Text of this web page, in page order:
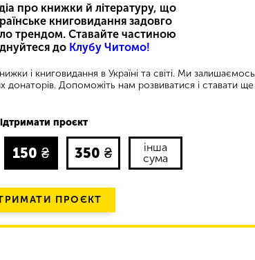
про книжки й літературу, що
книговидання задовго
трендом. Ставайте частиною
до Клубу Читомо!
і книговидання в Україні та світі. Ми залишаємось
Допоможіть нам розвиватися і ставати ще
проєкт
150 ₴ 350 ₴
інша
сума
ПРОЄКТ